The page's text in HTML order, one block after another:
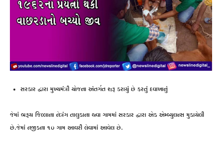
સરકાર દ્વારા મુખ્યમંત્રી યોજના અંતર્ગત શરૂ કરાયું છે ફરતું દવાખાનું
જેમાં ભરૂચ જિલ્લાના નેત્રંગ તાલુકાના થવા ગામમાં સરકાર દ્વારા એક એમ્બ્યુલન્સ મુકાયેલી
છે.જેમાં નજીકના ૧૦ ગામ આવરી લેવામાં આવેલ છે.